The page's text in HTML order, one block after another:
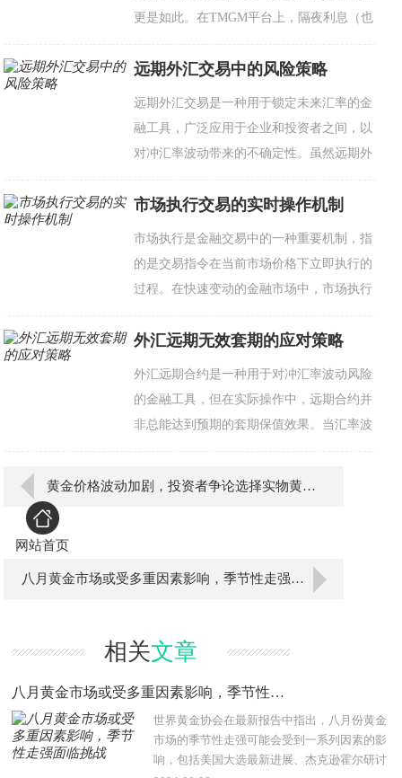
更是如此。在TMGM平台上，隔夜利息（也
时，需要支付或获得的利息费
远期外汇交易中的风险策略
远期外汇交易是一种用于锁定未来汇率的金
融工具，广泛应用于企业和投资者之间，以
对冲汇率波动带来的不确定性。虽然远期外
但它也伴随着诸
市场执行交易的实时操作机制
市场执行是金融交易中的一种重要机制，指
的是交易指令在当前市场价格下立即执行的
过程。在快速变动的金融市场中，市场执行
投资者能够在瞬
外汇远期无效套期的应对策略
外汇远期合约是一种用于对冲汇率波动风险
的金融工具，但在实际操作中，远期合约并
非总能达到预期的套期保值效果。当汇率波
黄金价格波动加剧，投资者争论选择实物黄金还是黄金股
网站首页
八月黄金市场或受多重因素影响，季节性走强面临挑战
相关文章
八月黄金市场或受多重因素影响，季节性走强面临挑战
世界黄金协会在最新报告中指出，八月份黄金
市场的季节性走强可能会受到一系列因素的影
响，包括美国大选最新进展、杰克逊霍尔研讨